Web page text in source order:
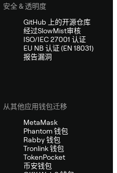
安全 & 透明度
GitHub 上的开源仓库
经过SlowMist审核
ISO/IEC 27001 认证
EU NB 认证 (EN 18031)
报告漏洞
从其他应用钱包迁移
MetaMask
Phantom 钱包
Rabby 钱包
Tronlink 钱包
TokenPocket
币安钱包